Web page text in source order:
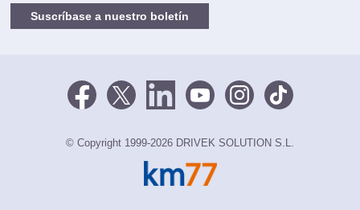
Suscríbase a nuestro boletín
© Copyright 1999-2026 DRIVEK SOLUTION S.L.